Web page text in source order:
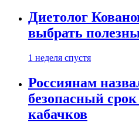
Диетолог
выбрать
1 неделя спустя
Россиянам
безопасный
кабачков